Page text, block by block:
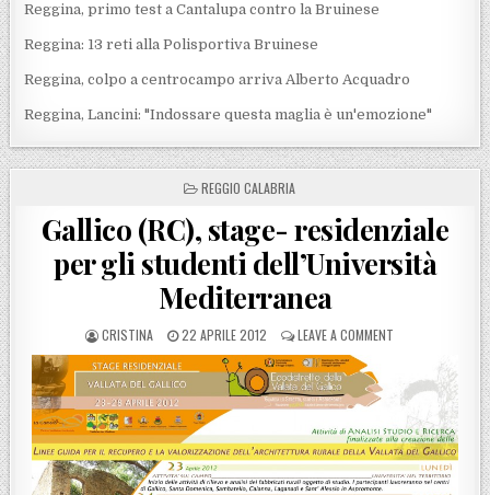
Reggina, primo test a Cantalupa contro la Bruinese
Reggina: 13 reti alla Polisportiva Bruinese
Reggina, colpo a centrocampo arriva Alberto Acquadro
Reggina, Lancini: "Indossare questa maglia è un'emozione"
POSTED IN
REGGIO CALABRIA
Gallico (RC), stage- residenziale
per gli studenti dell’Università
Mediterranea
POSTED BY
CRISTINA POSTED ON
22 APRILE 2012 LEAVE A COMMENT ON GALLICO